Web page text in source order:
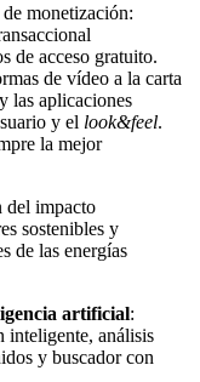
monetización:
de acceso gratuito.
de vídeo a la carta
y las aplicaciones
y el look&feel.
la mejor
del impacto
sostenibles y
de las energías
artificial:
inteligente, análisis
y buscador con